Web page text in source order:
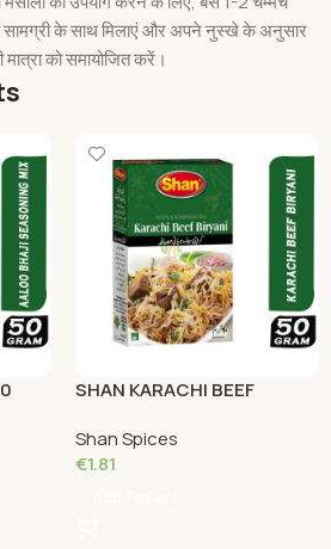
सामग्री के साथ मिलाएं और अपने नुस्खे के अनुसार
को समायोजित करें।
SHAN KARACHI BEEF
Shan Spices
€1.81